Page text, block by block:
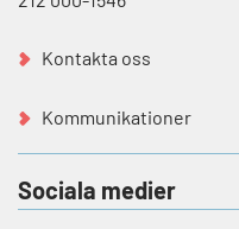
Kontakta oss
Kommunikationer
Sociala medier